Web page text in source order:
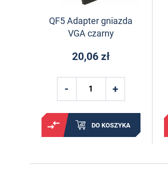
QF5 Adapter gniazda
VGA czarny
20,06 zł
DO KOSZYKA